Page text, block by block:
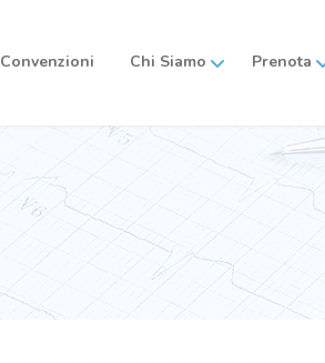
Convenzioni Chi Siamo Prenota